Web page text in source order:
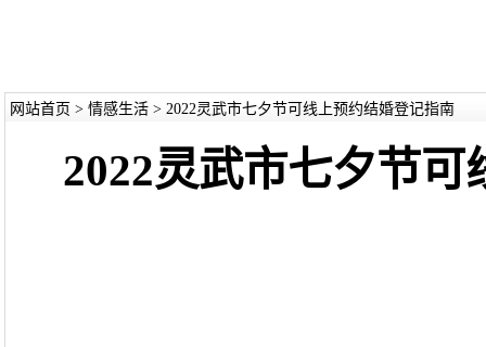
网站首页 > 情感生活> 2022灵武市七夕节可线上预约结婚登记指南
2022灵武市七夕节